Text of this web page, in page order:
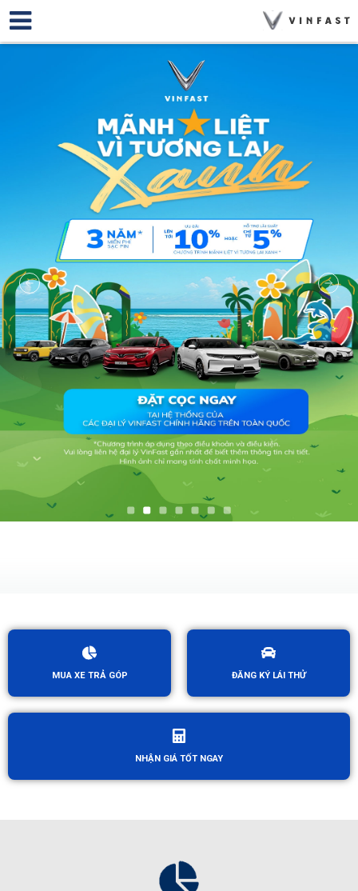
MUA XE TRẢ GÓP ĐĂNG KÝ LÁI THỬ
NHẬN GIÁ TỐT NGAY